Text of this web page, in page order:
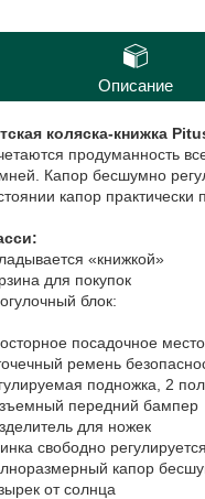
Описание
коляска-книжка
продуманность
Капор бесшумно
капор практически
«книжкой»
для покупок
блок:
посадочное место
ремень
подножка, 2
передний бампер
для ножек
свободно
капор
от солнца